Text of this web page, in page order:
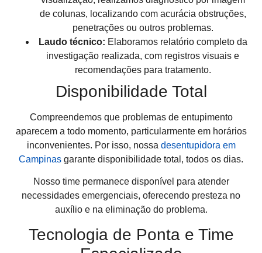
de colunas, localizando com acurácia obstruções,
penetrações ou outros problemas.
Laudo técnico: Elaboramos relatório completo da
investigação realizada, com registros visuais e
recomendações para tratamento.
Disponibilidade Total
Compreendemos que problemas de entupimento
aparecem a todo momento, particularmente em horários
inconvenientes. Por isso, nossa desentupidora em
Campinas garante disponibilidade total, todos os dias.
Nosso time permanece disponível para atender
necessidades emergenciais, oferecendo presteza no
auxílio e na eliminação do problema.
Tecnologia de Ponta e Time